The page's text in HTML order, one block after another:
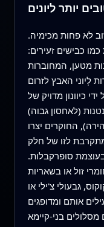
יותר ליונים
לא פחות מכימיה.
כמו כבישים זעירים:
מטען, המחוברות
לְיוני האבץ לזרום
כיוונון מדויק של
(לאחסון גבוה)
החוקרים יצרו
לזו של חלק
סופרקבלות.
זול או בשאריות
גבעולי צ'ילי או
אותם ומדופגים
מסלולים בני-קיימא